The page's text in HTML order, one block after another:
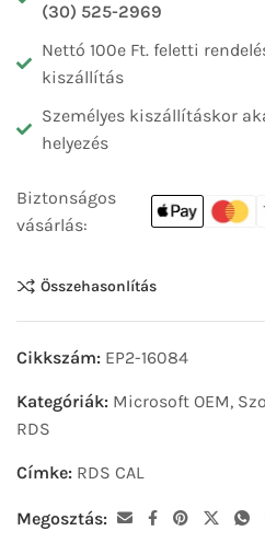
(30) 525-2969
Nettó 100e Ft. feletti
kiszállítás
Személyes kiszállításkor
helyezés
Biztonságos
vásárlás:
Összehasonlítás
Cikkszám: EP2-16084
Kategóriák: Microsoft OEM,
RDS
Címke: RDS CAL
Megosztás: